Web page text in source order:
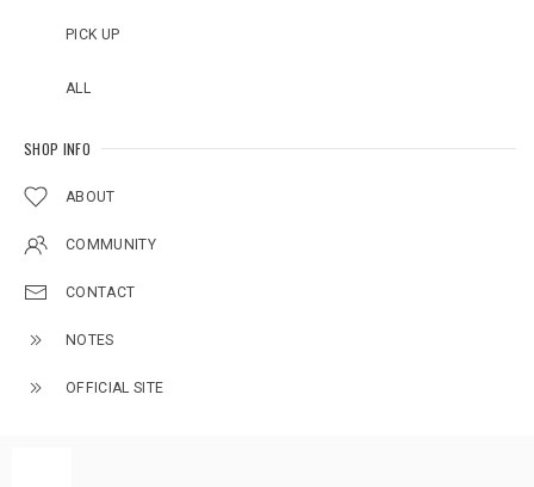
PICK UP
ALL
SHOP INFO
ABOUT
COMMUNITY
CONTACT
NOTES
OFFICIAL SITE